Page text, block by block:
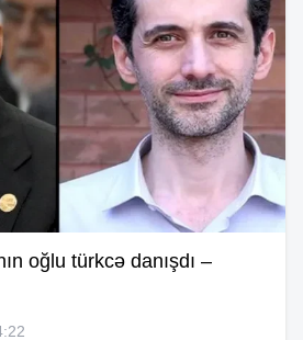
oğlu türkcə danışdı –